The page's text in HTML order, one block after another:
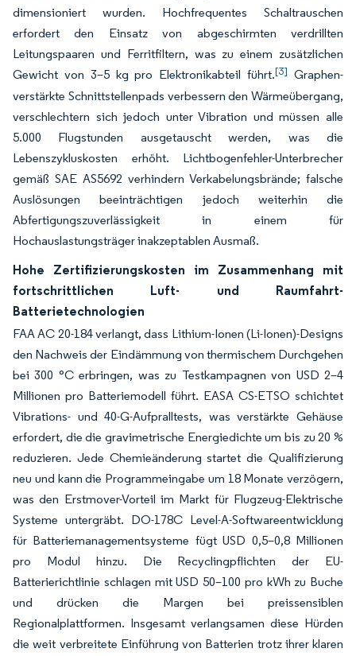
dimensioniert wurden. Hochfrequentes Schaltrauschen
erfordert den Einsatz von abgeschirmten verdrillten
Leitungspaaren und Ferritfiltern, was zu einem zusätzlichen
Gewicht von 3–5 kg pro Elektronikabteil führt.[3] Graphen-
verstärkte Schnittstellenpads verbessern den Wärmeübergang,
verschlechtern sich jedoch unter Vibration und müssen alle
5.000 Flugstunden ausgetauscht werden, was die
Lebenszykluskosten erhöht. Lichtbogenfehler-Unterbrecher
gemäß SAE AS5692 verhindern Verkabelungsbrände; falsche
Auslösungen beeinträchtigen jedoch weiterhin die
Abfertigungszuverlässigkeit in einem für
Hochauslastungsträger inakzeptablen Ausmaß.
Hohe Zertifizierungskosten im Zusammenhang mit
fortschrittlichen Luft- und Raumfahrt-
Batterietechnologien
FAA AC 20-184 verlangt, dass Lithium-Ionen (Li-Ionen)-Designs
den Nachweis der Eindämmung von thermischem Durchgehen
bei 300 °C erbringen, was zu Testkampagnen von USD 2–4
Millionen pro Batteriemodell führt. EASA CS-ETSO schichtet
Vibrations- und 40-G-Aufpralltests, was verstärkte Gehäuse
erfordert, die die gravimetrische Energiedichte um bis zu 20 %
reduzieren. Jede Chemieänderung startet die Qualifizierung
neu und kann die Programmeingabe um 18 Monate verzögern,
was den Erstmover-Vorteil im Markt für Flugzeug-Elektrische
Systeme untergräbt. DO-178C Level-A-Softwareentwicklung
für Batteriemanagementsysteme fügt USD 0,5–0,8 Millionen
pro Modul hinzu. Die Recyclingpflichten der EU-
Batterierichtlinie schlagen mit USD 50–100 pro kWh zu Buche
und drücken die Margen bei preissensiblen
Regionalplattformen. Insgesamt verlangsamen diese Hürden
die weit verbreitete Einführung von Batterien trotz ihrer klaren